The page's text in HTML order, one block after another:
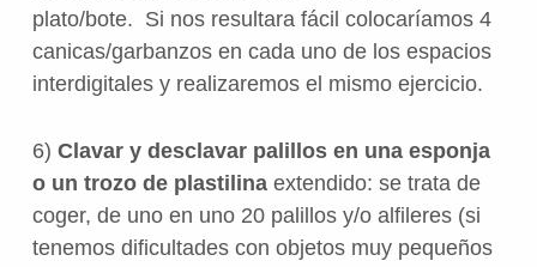
plato/bote. Si nos resultara fácil colocaríamos 4
canicas/garbanzos en cada uno de los espacios
interdigitales y realizaremos el mismo ejercicio.
6) Clavar y desclavar palillos en una esponja
o un trozo de plastilinaextendido: se trata de
coger, de uno en uno 20 palillos y/o alfileres (si
tenemos dificultades con objetos muy pequeños